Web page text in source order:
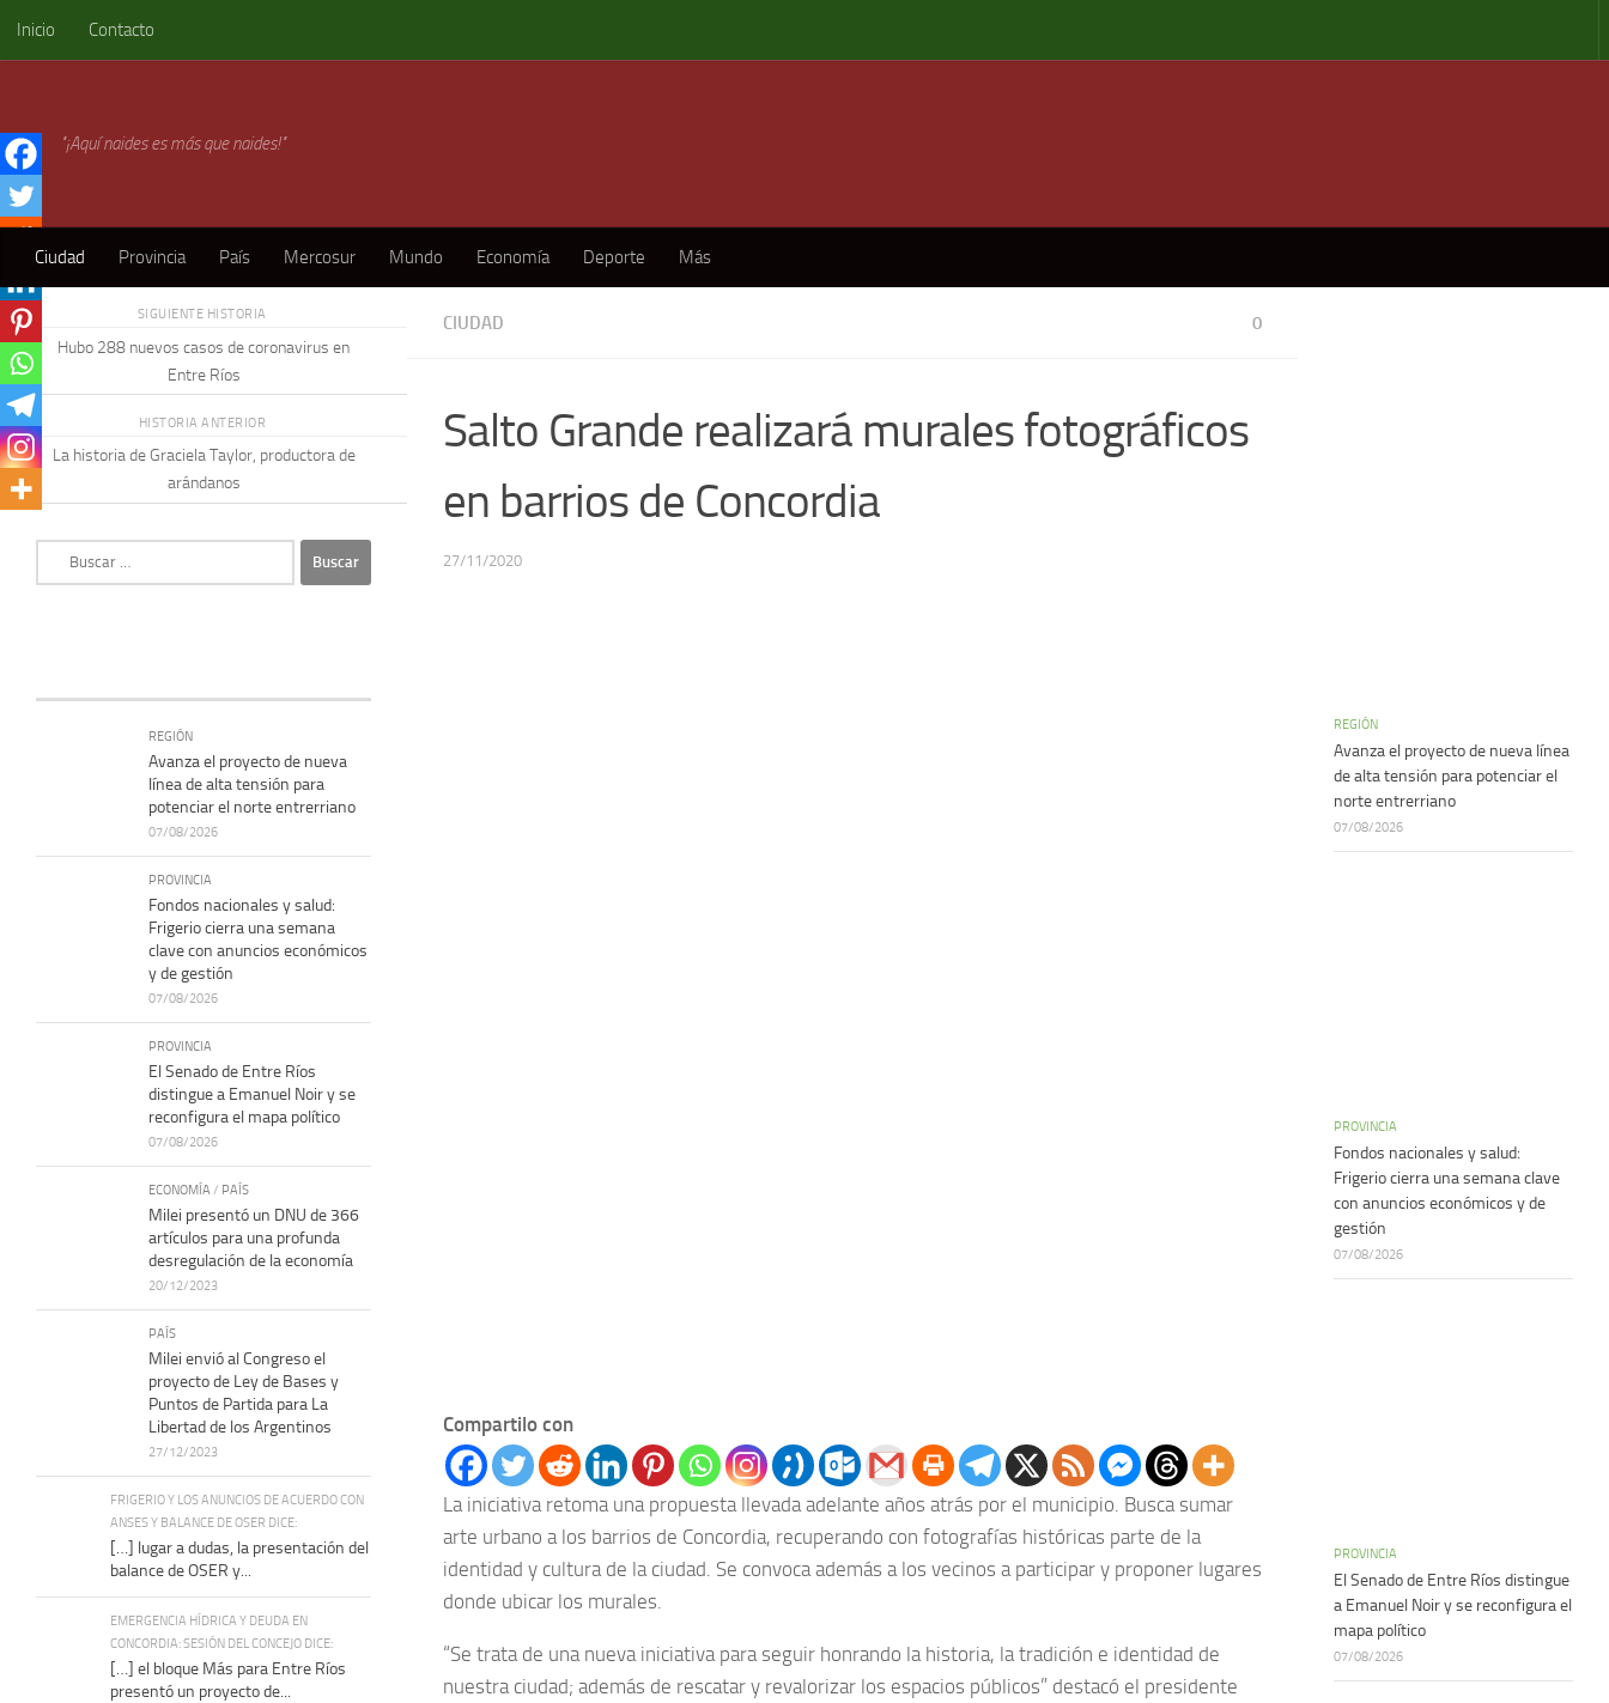
Skip to content
Inicio Contacto
"¡Aquí naides es más que naides!"
Ciudad Provincia País Mercosur Mundo Economía Deporte Más
CIUDAD 0
Salto Grande realizará murales fotográficos
en barrios de Concordia
27/11/2020
Compartilo con
La iniciativa retoma una propuesta llevada adelante años atrás por el municipio. Busca sumar
arte urbano a los barrios de Concordia, recuperando con fotografías históricas parte de la
identidad y cultura de la ciudad. Se convoca además a los vecinos a participar y proponer lugares
donde ubicar los murales.
“Se trata de una nueva iniciativa para seguir honrando la historia, la tradición e identidad de
nuestra ciudad; además de rescatar y revalorizar los espacios públicos” destacó el presidente
SIGUIENTE HISTORIA
Hubo 288 nuevos casos de coronavirus en
Entre Ríos
HISTORIA ANTERIOR
La historia de Graciela Taylor, productora de
arándanos
REGIÓN
Avanza el proyecto de nueva
línea de alta tensión para
potenciar el norte entrerriano
07/08/2026
PROVINCIA
Fondos nacionales y salud:
Frigerio cierra una semana
clave con anuncios económicos
y de gestión
07/08/2026
PROVINCIA
El Senado de Entre Ríos
distingue a Emanuel Noir y se
reconfigura el mapa político
07/08/2026
ECONOMÍA / PAÍS
Milei presentó un DNU de 366
artículos para una profunda
desregulación de la economía
20/12/2023
PAÍS
Milei envió al Congreso el
proyecto de Ley de Bases y
Puntos de Partida para La
Libertad de los Argentinos
27/12/2023
FRIGERIO Y LOS ANUNCIOS DE ACUERDO CON
ANSES Y BALANCE DE OSER DICE:
[…] lugar a dudas, la presentación del
balance de OSER y...
EMERGENCIA HÍDRICA Y DEUDA EN
CONCORDIA: SESIÓN DEL CONCEJO DICE:
[…] el bloque Más para Entre Ríos
presentó un proyecto de...
REGIÓN
Avanza el proyecto de nueva línea
de alta tensión para potenciar el
norte entrerriano
07/08/2026
PROVINCIA
Fondos nacionales y salud:
Frigerio cierra una semana clave
con anuncios económicos y de
gestión
07/08/2026
PROVINCIA
El Senado de Entre Ríos distingue
a Emanuel Noir y se reconfigura el
mapa político
07/08/2026